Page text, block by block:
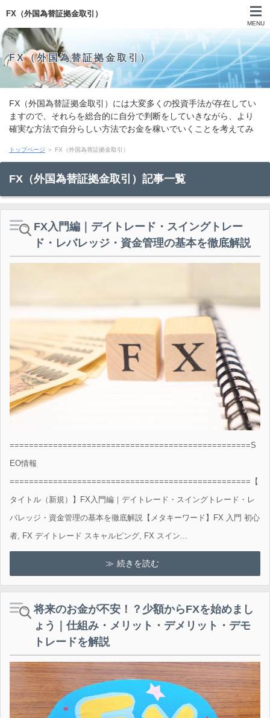
FX（外国為替証拠金取引）
MENU
FX（外国為替証拠金取引）
FX（外国為替証拠金取引）には大変多くの投資手法が存在してい
ますので、それらを総合的に自分で判断をしていきながら、より
確実な方法で自分らしい方法でお金を稼いでいくことを考えてみ
いて様々な手法や成功談、失敗談についてご紹介していきます。
トップページ ＞ FX（外国為替証拠金取引）
FX（外国為替証拠金取引）記事一覧
FX入門編｜デイトレード・スイングトレー
ド・レバレッジ・資金管理の基本を徹底解説
==================================================S
EO情報
==================================================【
タイトル（新規）】FX入門編｜デイトレード・スイングトレード・レ
バレッジ・資金管理の基本を徹底解説【メタキーワード】FX 入門 初心
者, FX デイトレード スキャルピング, FX スイン...
続きを読む
将来のお金が不安！？少額からFXを始めまし
ょう｜仕組み・メリット・デメリット・デモ
トレードを解説